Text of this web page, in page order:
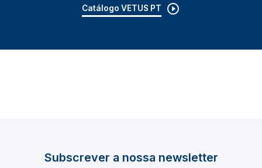
Catálogo VETUS PT
Subscrever a nossa newsletter